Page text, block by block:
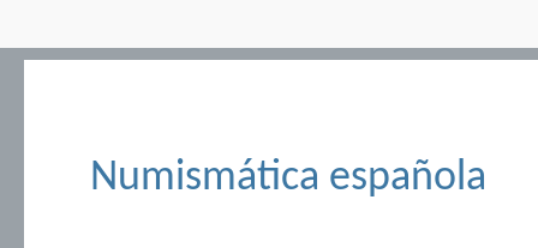
Numismática española